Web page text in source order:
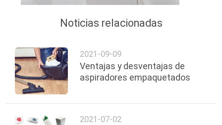
Noticias relacionadas
2021-09-09
Ventajas y desventajas de
aspiradores empaquetados
2021-07-02